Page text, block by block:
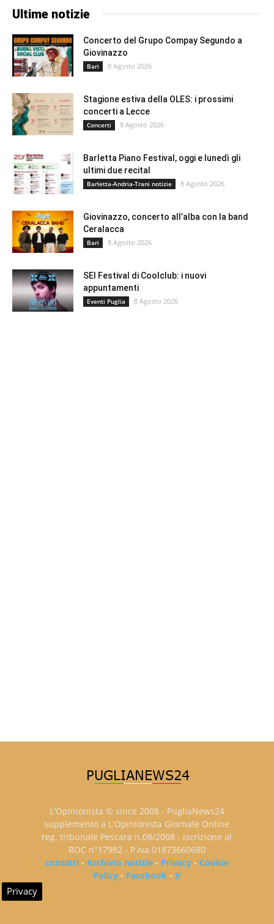
Ultime notizie
Concerto del Grupo Compay Segundo a
Giovinazzo
Bari 8 Agosto 2026
Stagione estiva della OLES: i prossimi
concerti a Lecce
Concerti 8 Agosto 2026
Barletta Piano Festival, oggi e lunedì gli
ultimi due recital
Barletta-Andria-Trani notizie 8 Agosto 2026
Giovinazzo, concerto all’alba con la band
Ceralacca
Bari 8 Agosto 2026
SEI Festival di Coolclub: i nuovi
appuntamenti
Eventi Puglia 8 Agosto 2026
L'Opinionista © since 2008 - PugliaNews24
supplemento a L'Opinionista Giornale Online
reg. tribunale Pescara n.08/2008 - iscrizione al
ROC n°17982 - P.iva 01873660680
contatti- Archivio notizie- Privacy- Cookie
Policy - Facebook -X
Privacy